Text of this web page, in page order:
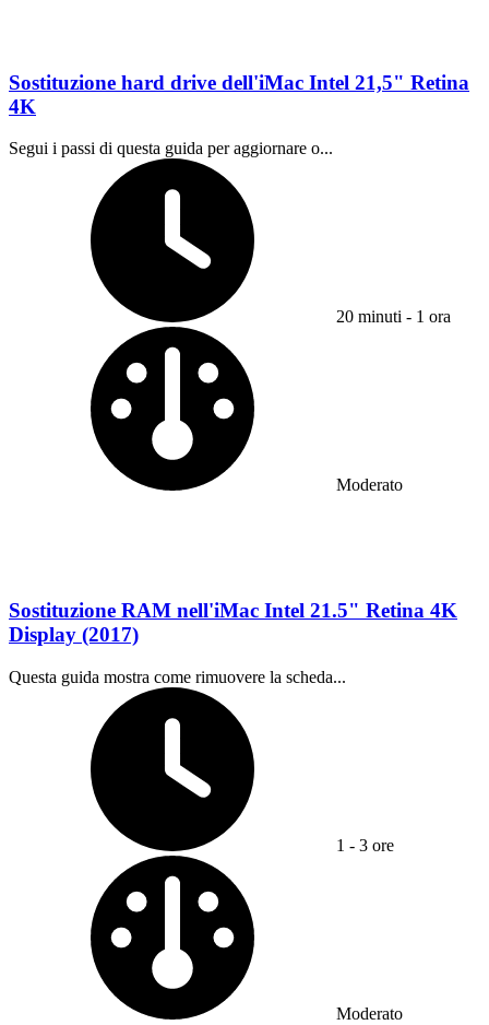
Sostituzione hard drive dell'iMac Intel 21,5" Retina
4K
Segui i passi di questa guida per aggiornare o...
20 minuti - 1 ora
Moderato
Sostituzione RAM nell'iMac Intel 21.5" Retina 4K
Display (2017)
Questa guida mostra come rimuovere la scheda...
1 - 3 ore
Moderato